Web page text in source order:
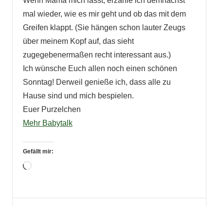
mal wieder, wie es mir geht und ob das mit dem
Greifen klappt. (Sie hängen schon lauter Zeugs
über meinem Kopf auf, das sieht
zugegebenermaßen recht interessant aus.)
Ich wünsche Euch allen noch einen schönen
Sonntag! Derweil genieße ich, dass alle zu
Hause sind und mich bespielen.
Euer Purzelchen
Mehr Babytalk
Gefällt mir:
Wird